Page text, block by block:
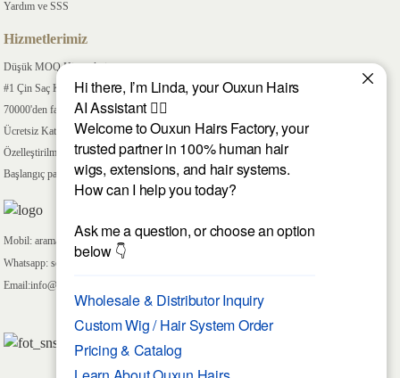
Yardım ve SSS
Hizmetlerimiz
Düşük MOQ Hizmetleri
#1 Çin Saç Kalitesi
70000'den fazla adet Stok
Ücretsiz Katalog
Özelleştirilmesi Kolay
Başlangıç ​​paketleri
Mobil: aramak için burayı tıklayın
Whatsapp: sohbet etmek için buraya tıklayın
Email:info@ouxunhairs.com